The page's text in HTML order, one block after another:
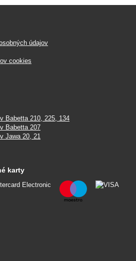
údajov
cookies
Babetta 210, 225, 134
Babetta 207
Jawa 20, 21
karty